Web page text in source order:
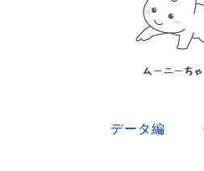
データ編